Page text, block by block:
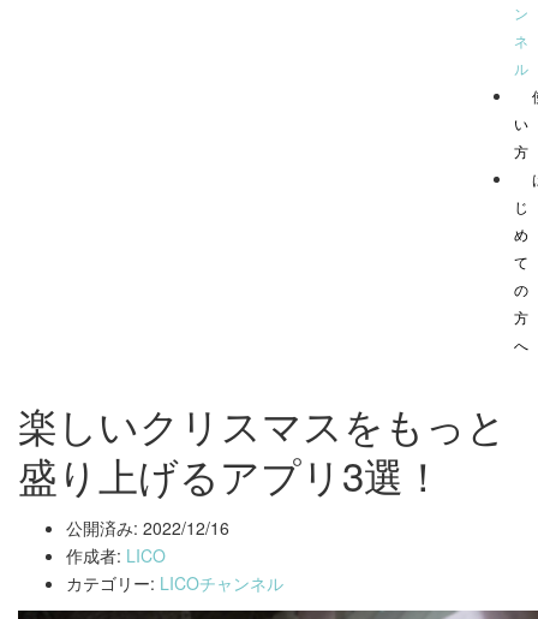
ン
ネ
ル
い
方
じ
め
て
の
方
へ
楽しいクリスマスをもっと
盛り上げるアプリ3選！
公開済み: 2022/12/16
作成者: LICO
カテゴリー: LICOチャンネル